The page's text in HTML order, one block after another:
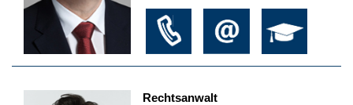
Rechtsanwalt